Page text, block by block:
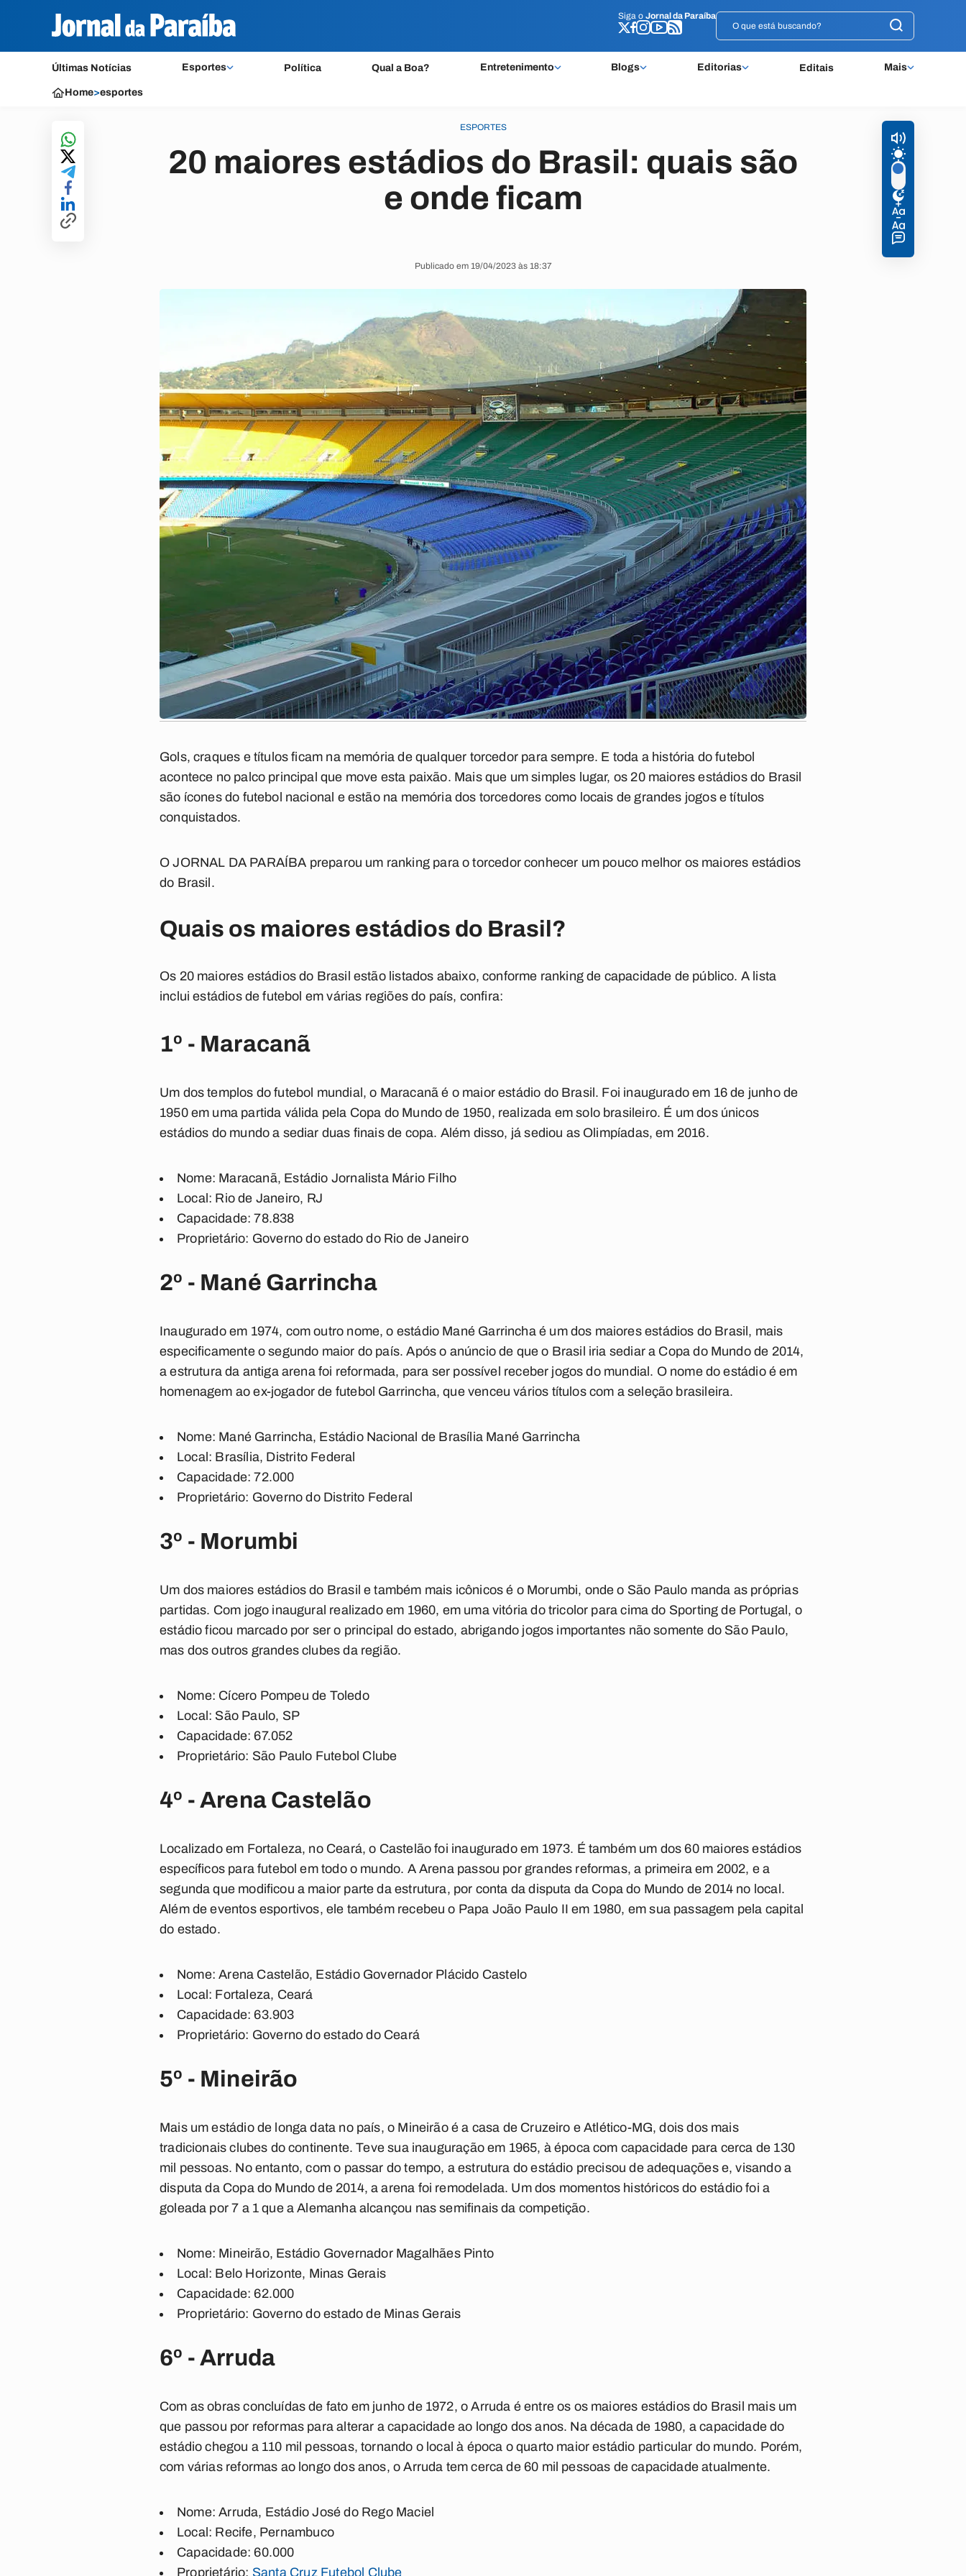
Siga o Jornal da Paraíba
Últimas Notícias Esportes Política Qual a Boa? Entretenimento Blogs Editorias Editais Mais
Siga o Jornal da Paraíba
Home>esportes
ESPORTES
20 maiores estádios do Brasil: quais são
e onde ficam
Publicado em 19/04/2023 às 18:37
Gols, craques e títulos ficam na memória de qualquer torcedor para sempre. E toda a história do futebol
acontece no palco principal que move esta paixão. Mais que um simples lugar, os 20 maiores estádios do Brasil
são ícones do futebol nacional e estão na memória dos torcedores como locais de grandes jogos e títulos
conquistados.
OJORNAL DA PARAÍBA preparou um ranking para o torcedor conhecer um pouco melhor os maiores estádios
do Brasil.
Quais os maiores estádios do Brasil?
Os 20 maiores estádios do Brasil estão listados abaixo, conforme ranking de capacidade de público. A lista
inclui estádios de futebol em várias regiões do país, confira:
1º - Maracanã
Um dos templos do futebol mundial, o Maracanã é o maior estádio do Brasil. Foi inaugurado em 16 de junho de
1950 em uma partida válida pela Copa do Mundo de 1950, realizada em solo brasileiro. É um dos únicos
estádios do mundo a sediar duas finais de copa. Além disso, já sediou as Olimpíadas, em 2016.
Nome: Maracanã, Estádio Jornalista Mário Filho
Local: Rio de Janeiro, RJ
Capacidade: 78.838
Proprietário: Governo do estado do Rio de Janeiro
2º - Mané Garrincha
Inaugurado em 1974, com outro nome, o estádio Mané Garrincha é um dos maiores estádios do Brasil, mais
especificamente o segundo maior do país. Após o anúncio de que o Brasil iria sediar a Copa do Mundo de 2014,
a estrutura da antiga arena foi reformada, para ser possível receber jogos do mundial. O nome do estádio é em
homenagem ao ex-jogador de futebol Garrincha, que venceu vários títulos com a seleção brasileira.
Nome: Mané Garrincha, Estádio Nacional de Brasília Mané Garrincha
Local: Brasília, Distrito Federal
Capacidade: 72.000
Proprietário: Governo do Distrito Federal
3º - Morumbi
Um dos maiores estádios do Brasil e também mais icônicos é o Morumbi, onde o São Paulo manda as próprias
partidas. Com jogo inaugural realizado em 1960, em uma vitória do tricolor para cima do Sporting de Portugal, o
estádio ficou marcado por ser o principal do estado, abrigando jogos importantes não somente do São Paulo,
mas dos outros grandes clubes da região.
Nome: Cícero Pompeu de Toledo
Local: São Paulo, SP
Capacidade: 67.052
Proprietário: São Paulo Futebol Clube
4º - Arena Castelão
Localizado em Fortaleza, no Ceará, o Castelão foi inaugurado em 1973. É também um dos 60 maiores estádios
específicos para futebol em todo o mundo. A Arena passou por grandes reformas, a primeira em 2002, e a
segunda que modificou a maior parte da estrutura, por conta da disputa da Copa do Mundo de 2014 no local.
Além de eventos esportivos, ele também recebeu o Papa João Paulo II em 1980, em sua passagem pela capital
do estado.
Nome: Arena Castelão, Estádio Governador Plácido Castelo
Local: Fortaleza, Ceará
Capacidade: 63.903
Proprietário: Governo do estado do Ceará
5º - Mineirão
Mais um estádio de longa data no país, o Mineirão é a casa de Cruzeiro e Atlético-MG, dois dos mais
tradicionais clubes do continente. Teve sua inauguração em 1965, à época com capacidade para cerca de 130
mil pessoas. No entanto, com o passar do tempo, a estrutura do estádio precisou de adequações e, visando a
disputa da Copa do Mundo de 2014, a arena foi remodelada. Um dos momentos históricos do estádio foi a
goleada por 7 a 1 que a Alemanha alcançou nas semifinais da competição.
Nome: Mineirão, Estádio Governador Magalhães Pinto
Local: Belo Horizonte, Minas Gerais
Capacidade: 62.000
Proprietário: Governo do estado de Minas Gerais
6º - Arruda
Com as obras concluídas de fato em junho de 1972, o Arruda é entre os os maiores estádios do Brasil mais um
que passou por reformas para alterar a capacidade ao longo dos anos. Na década de 1980, a capacidade do
estádio chegou a 110 mil pessoas, tornando o local à época o quarto maior estádio particular do mundo. Porém,
com várias reformas ao longo dos anos, o Arruda tem cerca de 60 mil pessoas de capacidade atualmente.
Nome: Arruda, Estádio José do Rego Maciel
Local: Recife, Pernambuco
Capacidade: 60.000
Proprietário: Santa Cruz Futebol Clube